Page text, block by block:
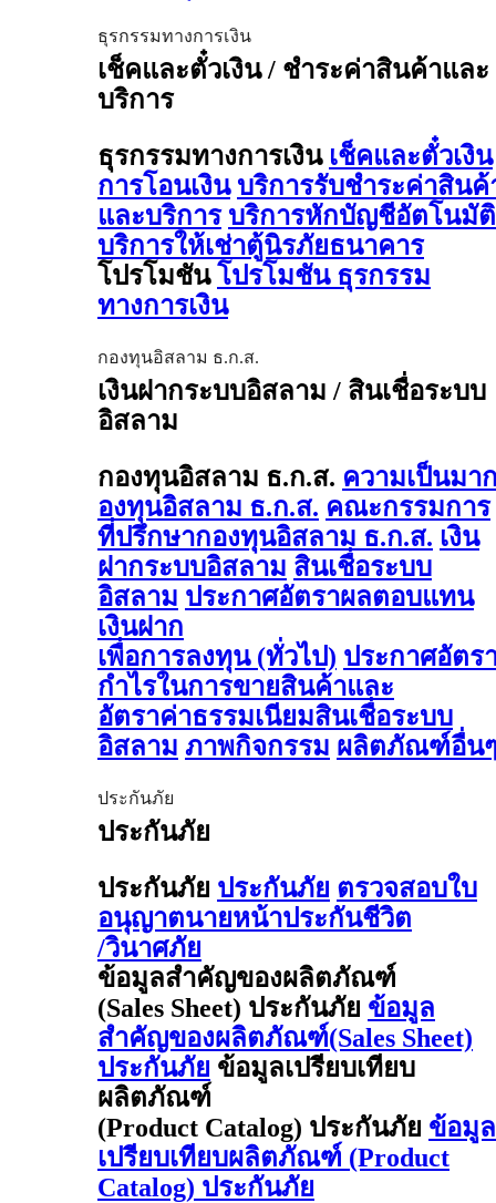
ธุรกรรมทางการเงิน
เช็คและตั๋วเงิน / ชำระค่าสินค้าและ
บริการ
ธุรกรรมทางการเงิน เช็คและตั๋วเงิน
การโอนเงิน บริการรับชำระค่าสินค้
และบริการ บริการหักบัญชีอัตโนมัติ
บริการให้เช่าตู้นิรภัยธนาคาร
โปรโมชัน โปรโมชัน ธุรกรรม
ทางการเงิน
กองทุนอิสลาม ธ.ก.ส.
เงินฝากระบบอิสลาม / สินเชื่อระบบ
อิสลาม
กองทุนอิสลาม ธ.ก.ส. ความเป็นมา
องทุนอิสลาม ธ.ก.ส. คณะกรรมการ
ที่ปรึกษากองทุนอิสลาม ธ.ก.ส. เงิน
ฝากระบบอิสลาม สินเชื่อระบบ
อิสลาม ประกาศอัตราผลตอบแทน
เงินฝาก
เพื่อการลงทุน (ทั่วไป) ประกาศอัตร
กำไรในการขายสินค้าและ
อัตราค่าธรรมเนียมสินเชื่อระบบ
อิสลาม ภาพกิจกรรม ผลิตภัณฑ์อื่น
ประกันภัย
ประกันภัย
ประกันภัย ประกันภัย ตรวจสอบใบ
อนุญาตนายหน้าประกันชีวิต
/วินาศภัย
ข้อมูลสำคัญของผลิตภัณฑ์
(Sales Sheet) ประกันภัย ข้อมูล
สำคัญของผลิตภัณฑ์(Sales Sheet)
ประกันภัย ข้อมูลเปรียบเทียบ
ผลิตภัณฑ์
(Product Catalog) ประกันภัย ข้อมูล
เปรียบเทียบผลิตภัณฑ์ (Product
Catalog) ประกันภัย